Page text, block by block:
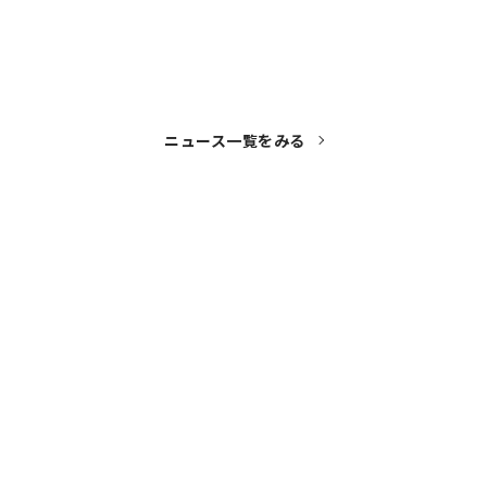
ニュース一覧をみる